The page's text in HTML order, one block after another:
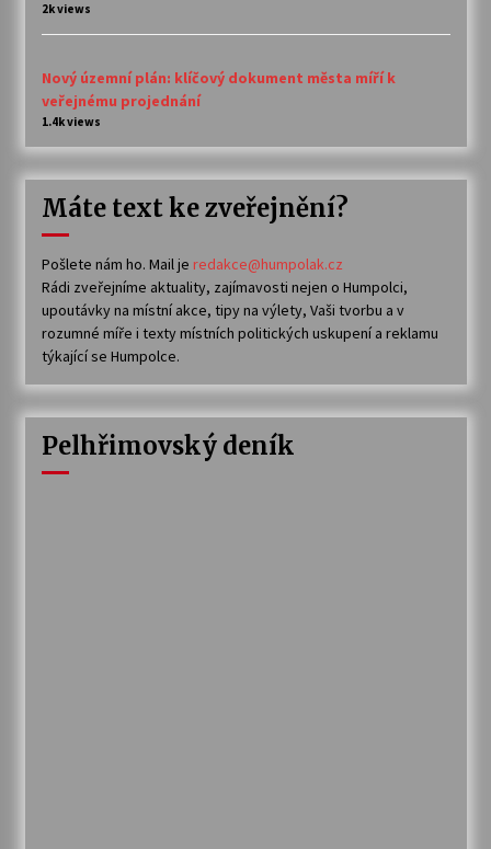
2k views
Nový územní plán: klíčový dokument města míří k
veřejnému projednání
1.4k views
Máte text ke zveřejnění?
Pošlete nám ho. Mail je redakce@humpolak.cz
Rádi zveřejníme aktuality, zajímavosti nejen o Humpolci,
upoutávky na místní akce, tipy na výlety, Vaši tvorbu a v
rozumné míře i texty místních politických uskupení a reklamu
týkající se Humpolce.
Pelhřimovský deník